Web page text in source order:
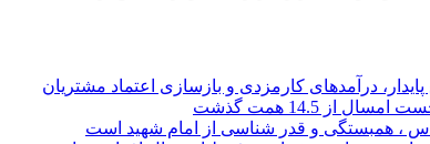
پایدار، درآمدهای کارمزدی و بازسازی اعتماد مشتریان
14.5 همت گذشت
، همبستگی و قدر شناسی از امام شهید است